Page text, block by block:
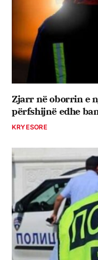
Zjarr në oborrin e
përfshijnë edhe
KRYESORE